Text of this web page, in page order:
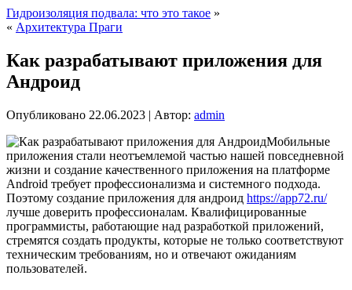
Гидроизоляция подвала: что это такое »
« Архитектура Праги
Как разрабатывают приложения для
Андроид
Опубликовано 22.06.2023 | Автор: admin
Мобильные
приложения стали неотъемлемой частью нашей повседневной
жизни и создание качественного приложения на платформе
Android требует профессионализма и системного подхода.
Поэтому создание приложения для андроид https://app72.ru/
лучше доверить профессионалам. Квалифицированные
программисты, работающие над разработкой приложений,
стремятся создать продукты, которые не только соответствуют
техническим требованиям, но и отвечают ожиданиям
пользователей.